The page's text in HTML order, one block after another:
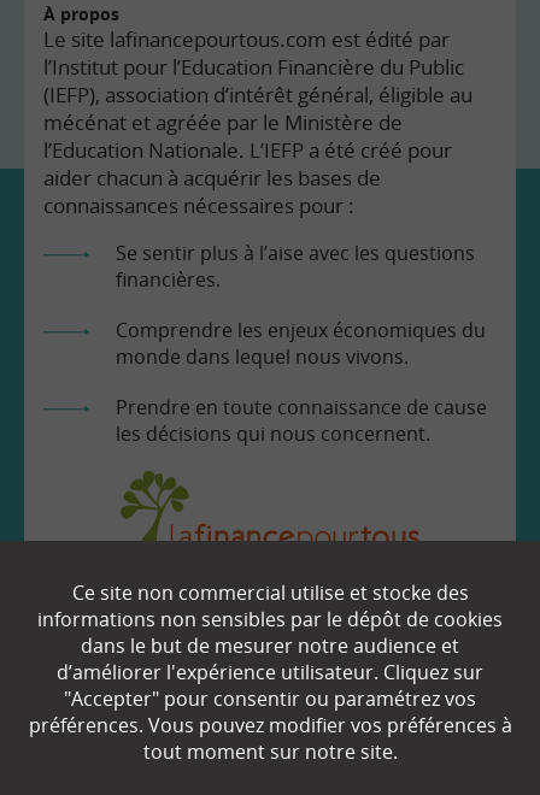
À propos
Le site lafinancepourtous.com est édité par
l’Institut pour l’Education Financière du Public
(IEFP), association d’intérêt général, éligible au
mécénat et agréée par le Ministère de
l’Education Nationale. L’IEFP a été créé pour
aider chacun à acquérir les bases de
connaissances nécessaires pour :
Se sentir plus à l’aise avec les questions
financières.
Comprendre les enjeux économiques du
monde dans lequel nous vivons.
Prendre en toute connaissance de cause
les décisions qui nous concernent.
EN SAVOIR
Qui sommes-nous ?
Partenaires
Ce site non commercial utilise et stocke des
informations non sensibles par le dépôt de cookies
dans le but de mesurer notre audience et
d’améliorer l'expérience utilisateur. Cliquez sur
"Accepter" pour consentir ou paramétrez vos
préférences. Vous pouvez modifier vos préférences à
tout moment sur notre site.